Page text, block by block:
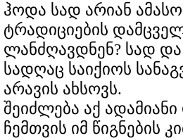
ჰოდა სად არიან
ტრადიციების
ლანძღავდნენ? სად
სადღაც საიქიოს
არავის ახსოვს.
შეიძლება აქ
ჩემთვის იმ წიგნების